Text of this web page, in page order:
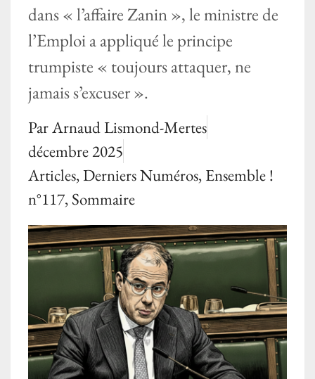
dans « l’affaire Zanin », le ministre de
l’Emploi a appliqué le principe
trumpiste « toujours attaquer, ne
jamais s’excuser ».
ParArnaud Lismond-Mertes
décembre 2025
Articles,Derniers Numéros, Ensemble !
n°117, Sommaire